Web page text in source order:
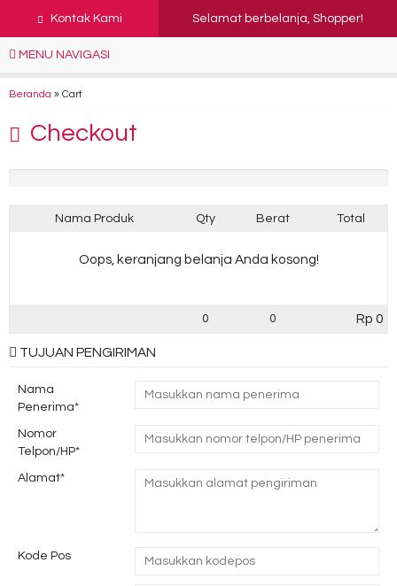
Kontak Kami Selamat berbelanja, Shopper!
MENU NAVIGASI
Beranda » Cart
Checkout
Nama Produk Qty Berat Total
0 0 Rp 0
Oops, keranjang belanja Anda kosong!
TUJUAN PENGIRIMAN
Nama
Penerima*
Nomor
Telpon/HP*
Alamat*
Kode Pos